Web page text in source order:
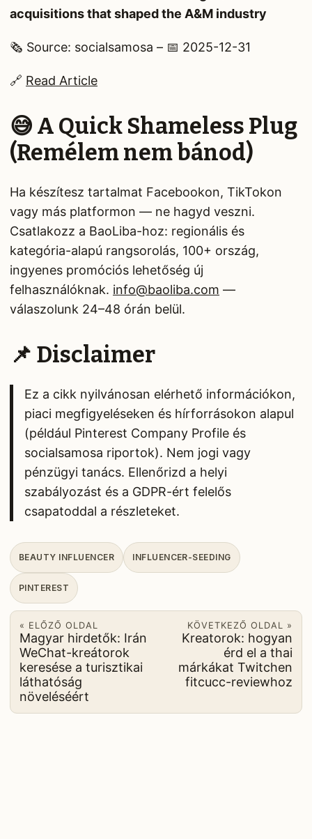
acquisitions that shaped the A&M industry
🗞️ Source: socialsamosa – 📅 2025-12-31
🔗 Read Article
😅 A Quick Shameless Plug
(Remélem nem bánod)
Ha készítesz tartalmat Facebookon, TikTokon
vagy más platformon — ne hagyd veszni.
Csatlakozz a BaoLiba-hoz: regionális és
kategória-alapú rangsorolás, 100+ ország,
ingyenes promóciós lehetőség új
felhasználóknak. info@baoliba.com —
válaszolunk 24–48 órán belül.
📌 Disclaimer
Ez a cikk nyilvánosan elérhető információkon,
piaci megfigyeléseken és hírforrásokon alapul
(például Pinterest Company Profile és
socialsamosa riportok). Nem jogi vagy
pénzügyi tanács. Ellenőrizd a helyi
szabályozást és a GDPR-ért felelős
csapatoddal a részleteket.
BEAUTY INFLUENCER INFLUENCER-SEEDING
PINTEREST
« ELŐZŐ OLDAL
Magyar hirdetők: Irán
WeChat-kreátorok
keresése a turisztikai
láthatóság
növeléséért
KÖVETKEZŐ OLDAL »
Kreatorok: hogyan
érd el a thai
márkákat Twitchen
fitcucc-reviewhoz